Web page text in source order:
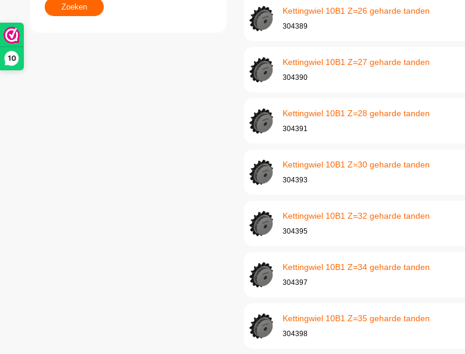
10
Kettingwiel 10B1 Z=26 geharde tanden
304389
Kettingwiel 10B1 Z=27 geharde tanden
304390
Kettingwiel 10B1 Z=28 geharde tanden
304391
Kettingwiel 10B1 Z=30 geharde tanden
304393
Kettingwiel 10B1 Z=32 geharde tanden
304395
Kettingwiel 10B1 Z=34 geharde tanden
304397
Kettingwiel 10B1 Z=35 geharde tanden
304398
Zoeken